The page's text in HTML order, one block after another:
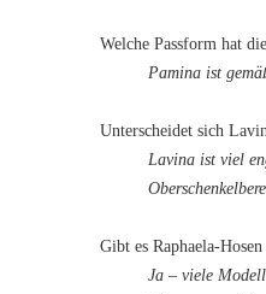
Welche Passform hat
Pamina ist
Unterscheidet sich
Lavina ist viel
Gibt es Raphaela-
Ja – viele